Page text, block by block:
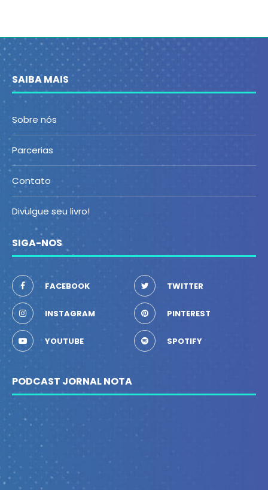
SAIBA MAIS
Sobre nós
Parcerias
Contato
Divulgue seu livro!
SIGA-NOS
FACEBOOK TWITTER
INSTAGRAM PINTEREST
YOUTUBE SPOTIFY
PODCAST JORNAL NOTA